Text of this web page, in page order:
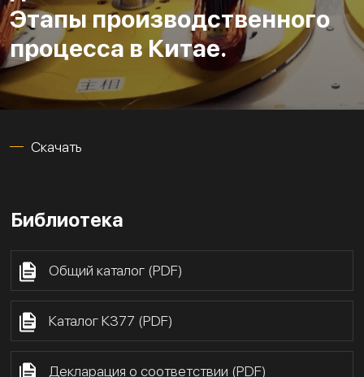
Этапы производственного
процесса в Китае.
Скачать
Библиотека
Общий каталог (PDF)
Каталог К377 (PDF)
Декларация о соответствии (PDF)